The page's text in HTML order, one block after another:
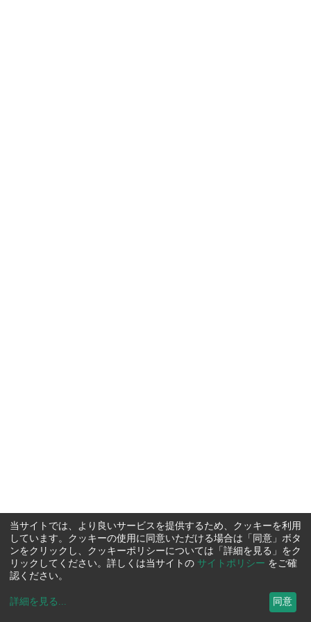
当サイトでは、より良いサービスを提供するため、クッキーを利用
しています。クッキーの使用に同意いただける場合は「同意」ボタ
ンをクリックし、クッキーポリシーについては「詳細を見る」をク
リックしてください。詳しくは当サイトの サイトポリシー をご確
認ください。
詳細を見る ... 同意